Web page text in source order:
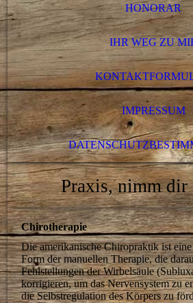
HONORAR
IHR WEG ZU
IMPRESSUM
Praxis, nimm
Chirotherapie
Die amerikanische Chiropraktik ist
Form der manuellen Therapie, die
Fehlstellungen der Wirbelsäule
korrigieren, um das Nervensystem zu
die Selbstregulation des Körpers zu